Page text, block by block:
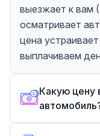
выезжает к вам
осматривает
цена
выплачиваем
Какую цену